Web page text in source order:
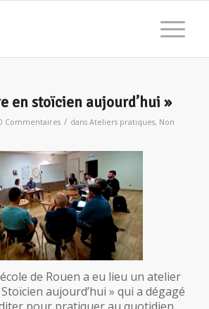
en stoïcien aujourd’hui »
Commentaires / dans Ateliers pratiques, Non
de Rouen a eu lieu un atelier
aujourd’hui » qui a dégagé